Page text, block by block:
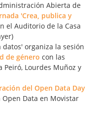
Abierta de
'Crea, publica y
el Auditorio de la Casa
datos' organiza la sesión
de género con las
Peiró, Lourdes Muñoz y
del Open Data Day
Data en Movistar